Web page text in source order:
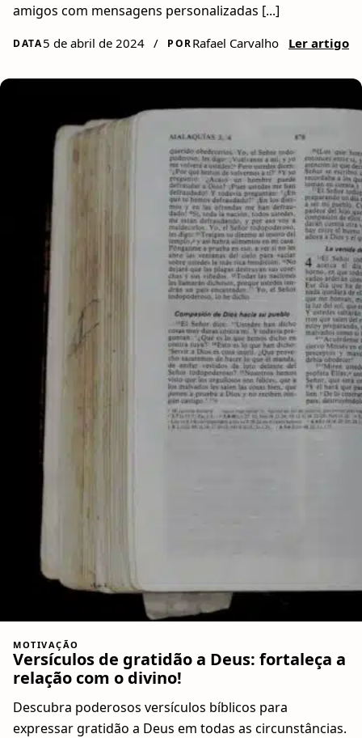
amigos com mensagens personalizadas [...]
DATA5 de abril de 2024 / PORRafael Carvalho Ler artigo
MOTIVAÇÃO
Versículos de gratidão a Deus: fortaleça a
relação com o divino!
Descubra poderosos versículos bíblicos para
expressar gratidão a Deus em todas as circunstâncias.